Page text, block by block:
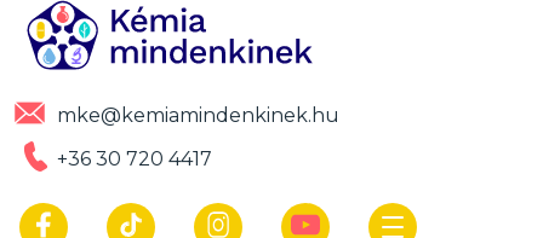
mke@kemiamindenkinek.hu
+36 30 720 4417